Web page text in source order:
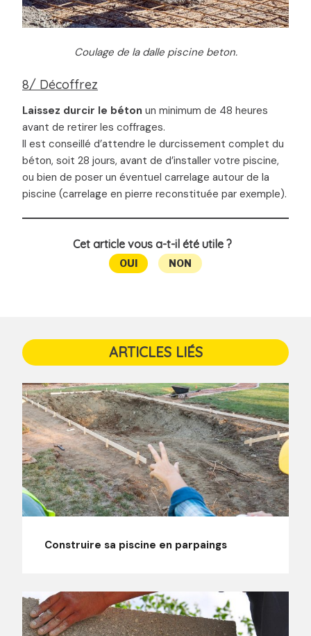
Coulage de la dalle piscine beton.
8/ Décoffrez
Laissez durcir le béton un minimum de 48 heures
avant de retirer les coffrages.
Il est conseillé d’attendre le durcissement complet du
béton, soit 28 jours, avant de d’installer votre piscine,
ou bien de poser un éventuel carrelage autour de la
piscine (carrelage en pierre reconstituée par exemple).
Cet article vous a-t-il été utile ?
OUI NON
ARTICLES LIÉS
Construire sa piscine en parpaings